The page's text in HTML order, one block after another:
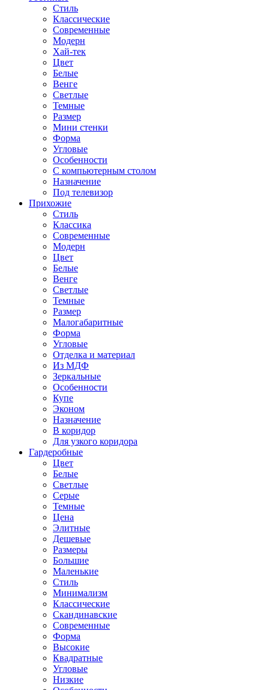
Стиль
Классические
Современные
Модерн
Хай-тек
Цвет
Белые
Венге
Светлые
Темные
Размер
Мини стенки
Форма
Угловые
Особенности
С компьютерным столом
Назначение
Под телевизор
Прихожие
Стиль
Классика
Современные
Модерн
Цвет
Белые
Венге
Светлые
Темные
Размер
Малогабаритные
Форма
Угловые
Отделка и материал
Из МДФ
Зеркальные
Особенности
Купе
Эконом
Назначение
В коридор
Для узкого коридора
Гардеробные
Цвет
Белые
Светлые
Серые
Темные
Цена
Элитные
Дешевые
Размеры
Большие
Маленькие
Стиль
Минимализм
Классические
Скандинавские
Современные
Форма
Высокие
Квадратные
Угловые
Низкие